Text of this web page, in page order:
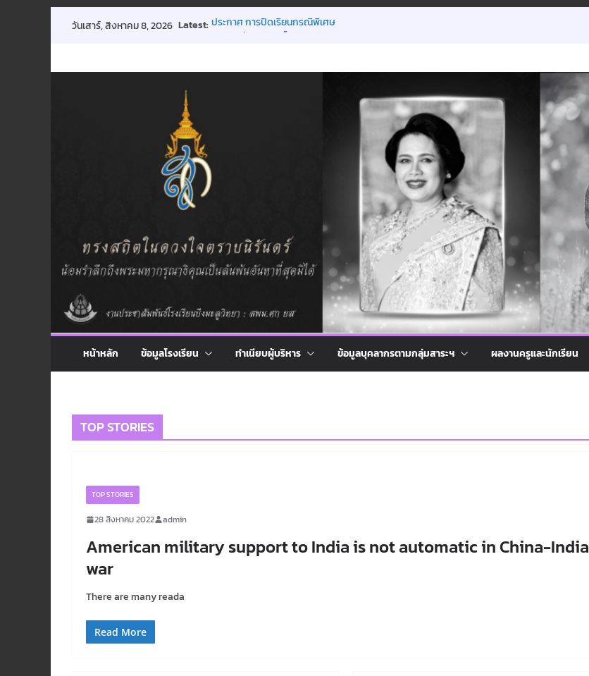
วันเสาร์, สิงหาคม 8, 2026 Latest:ประกาศ การปิดเรียนกรณีพิเศษ
หน้าหลัก ข้อมูลโรงเรียน ทำเนียบผู้บริหาร ข้อมูลบุคลากรตามกลุ่มสาระฯ ผลงานครูและนักเรียน
TOP STORIES
TOP STORIES
28 สิงหาคม 2022 admin
American military support to India is not automatic in China-India
war
There are many reada
Read More